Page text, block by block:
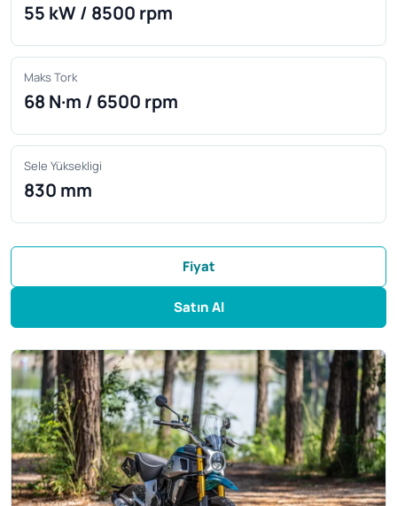
55 kW / 8500 rpm
Maks Tork
68 N·m / 6500 rpm
Sele Yüksekligi
830 mm
Fiyat
Satın Al